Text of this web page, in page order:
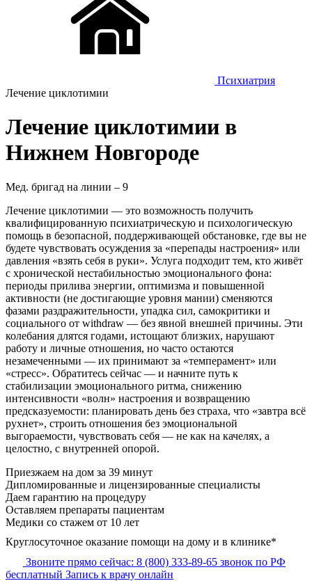
Психиатрия
Лечение циклотимии
Лечение циклотимии в
Нижнем Новгороде
Мед. бригад на линии – 9
Лечение циклотимии — это возможность получить
квалифицированную психиатрическую и психологическую
помощь в безопасной, поддерживающей обстановке, где вы не
будете чувствовать осуждения за «перепады настроения» или
давления «взять себя в руки». Услуга подходит тем, кто живёт
с хронической нестабильностью эмоционального фона:
периоды прилива энергии, оптимизма и повышенной
активности (не достигающие уровня мании) сменяются
фазами раздражительности, упадка сил, самокритики и
социального от withdraw — без явной внешней причины. Эти
колебания длятся годами, истощают близких, нарушают
работу и личные отношения, но часто остаются
незамеченными — их принимают за «темперамент» или
«стресс». Обратитесь сейчас — и начните путь к
стабилизации эмоционального ритма, снижению
интенсивности «волн» настроения и возвращению
предсказуемости: планировать день без страха, что «завтра всё
рухнет», строить отношения без эмоциональной
выгораемости, чувствовать себя — не как на качелях, а
целостно, с внутренней опорой.
Приезжаем на дом за 39 минут
Дипломированные и лицензированные специалисты
Даем гарантию на процедуру
Оставляем препараты пациентам
Медики со стажем от 10 лет
Круглосуточное оказание помощи на дому и в клинике*
Звоните прямо сейчас: 8 (800) 333-89-65 звонок по РФ
бесплатный Запись к врачу онлайн